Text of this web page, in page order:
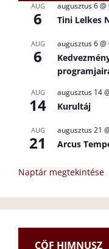
AUG
6
augusztus 6 @
Tini Lelkes
AUG
6
augusztus 6 @
AUG
14
augusztus 14
Kurultáj
AUG
21
augusztus 21
Arcus
Naptár megtekintése
CÖF HIMNUSZ